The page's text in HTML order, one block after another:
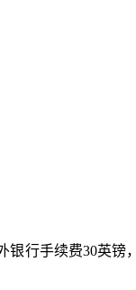
行手续费30英镑